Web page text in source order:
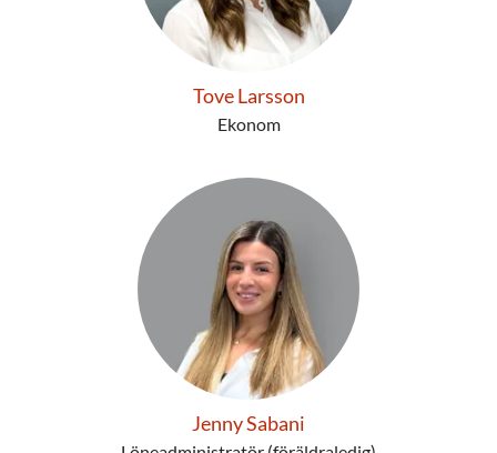
Tove Larsson
Ekonom
Jenny Sabani